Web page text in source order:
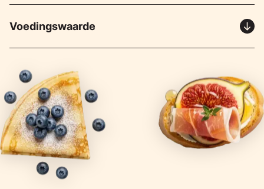
Voedingswaarde